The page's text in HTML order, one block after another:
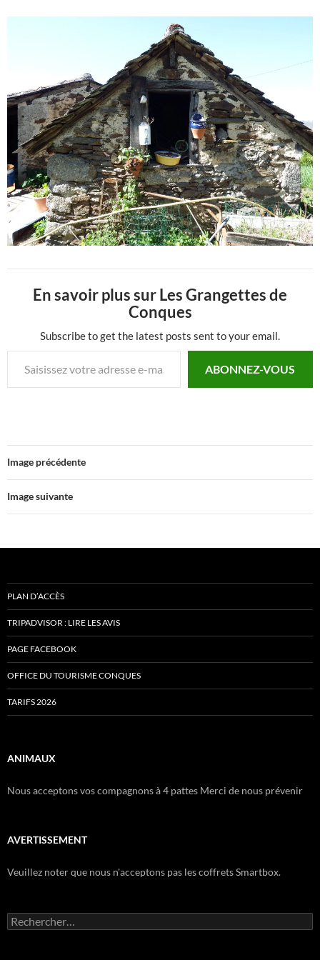
En savoir plus sur Les Grangettes de
Conques
Subscribe to get the latest posts sent to your email.
Saisissez votre adresse e-mail…
ABONNEZ-VOUS
Image précédente
Image suivante
PLAN D’ACCÈS
TRIPADVISOR : LIRE LES AVIS
PAGE FACEBOOK
OFFICE DU TOURISME CONQUES
TARIFS 2026
ANIMAUX
Nous acceptons vos compagnons à 4 pattes Merci de nous prévenir
AVERTISSEMENT
Veuillez noter que nous n'acceptons pas les coffrets Smartbox.
Rechercher :